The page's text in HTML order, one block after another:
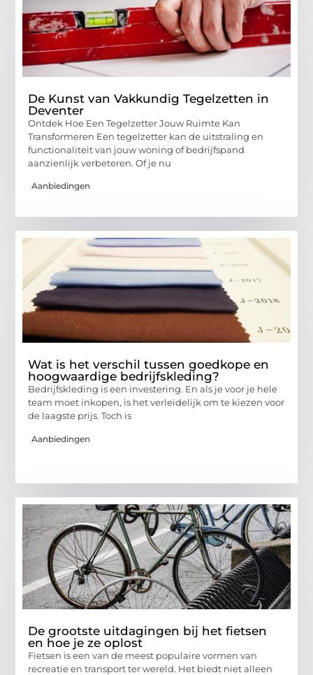
De Kunst van Vakkundig Tegelzetten in
Deventer
Ontdek Hoe Een Tegelzetter Jouw Ruimte Kan
Transformeren Een tegelzetter kan de uitstraling en
functionaliteit van jouw woning of bedrijfspand
aanzienlijk verbeteren. Of je nu
Aanbiedingen
Wat is het verschil tussen goedkope en
hoogwaardige bedrijfskleding?
Bedrijfskleding is een investering. En als je voor je hele
team moet inkopen, is het verleidelijk om te kiezen voor
de laagste prijs. Toch is
Aanbiedingen
De grootste uitdagingen bij het fietsen
en hoe je ze oplost
Fietsen is een van de meest populaire vormen van
recreatie en transport ter wereld. Het biedt niet alleen